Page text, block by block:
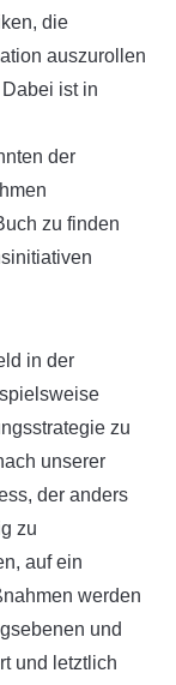
die
auszurollen
ist in
der
zu finden
in der
zu
unserer
der anders
zu
auf ein
werden
und
und letztlich